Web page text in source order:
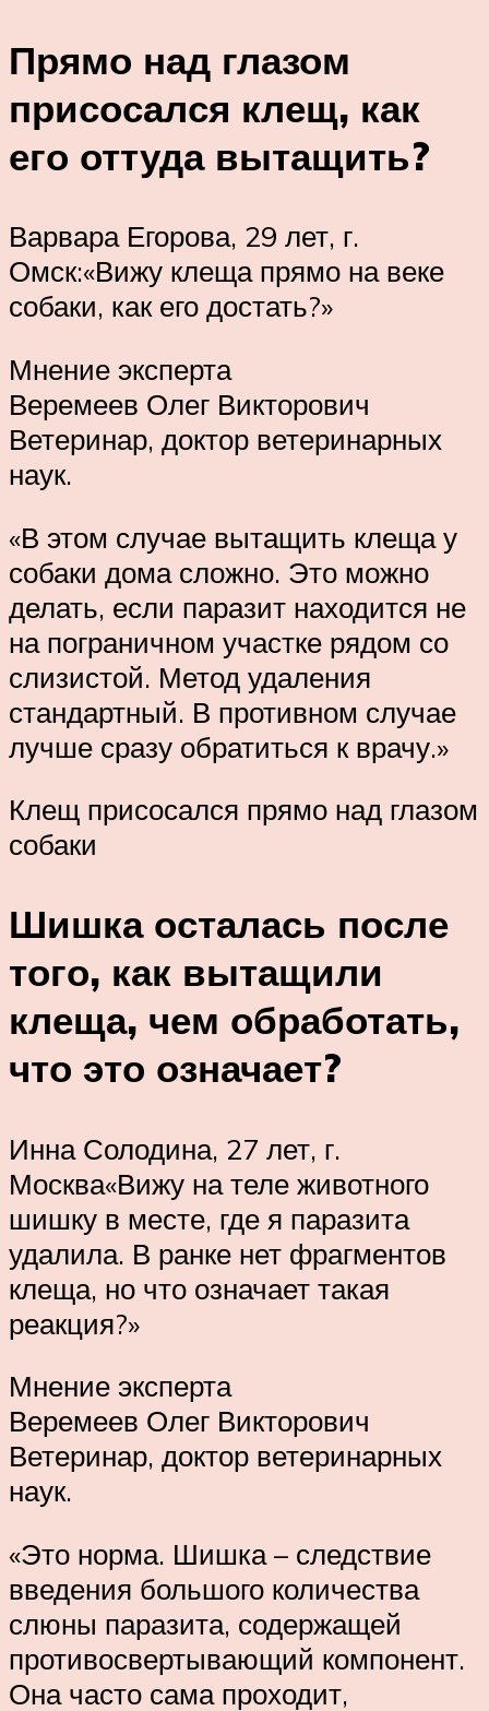
Прямо над глазом
присосался клещ, как
его оттуда вытащить?
Варвара Егорова, 29 лет, г.
Омск:«Вижу клеща прямо на веке
собаки, как его достать?»
Мнение эксперта
Веремеев Олег Викторович
Ветеринар, доктор ветеринарных
наук.
«В этом случае вытащить клеща у
собаки дома сложно. Это можно
делать, если паразит находится не
на пограничном участке рядом со
слизистой. Метод удаления
стандартный. В противном случае
лучше сразу обратиться к врачу.»
Клещ присосался прямо над глазом
собаки
Шишка осталась после
того, как вытащили
клеща, чем обработать,
что это означает?
Инна Солодина, 27 лет, г.
Москва«Вижу на теле животного
шишку в месте, где я паразита
удалила. В ранке нет фрагментов
клеща, но что означает такая
реакция?»
Мнение эксперта
Веремеев Олег Викторович
Ветеринар, доктор ветеринарных
наук.
«Это норма. Шишка – следствие
введения большого количества
слюны паразита, содержащей
противосвертывающий компонент.
Она часто сама проходит,